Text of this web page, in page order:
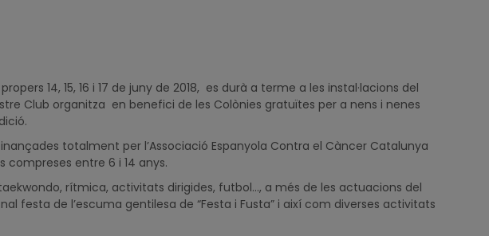
14, 15, 16 i 17 de juny de 2018, es durà a terme a les instal·lacions del
Club organitza en benefici de les Colònies gratuïtes per a nens i nenes
totalment per l’Associació Espanyola Contra el Càncer Catalunya
compreses entre 6 i 14 anys.
rítmica, activitats dirigides, futbol..., a més de les actuacions del
festa de l’escuma gentilesa de “Festa i Fusta” i així com diverses activitats